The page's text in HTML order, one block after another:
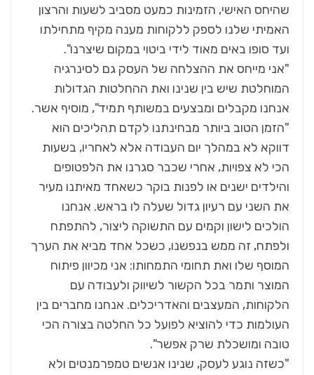
שהיחס האישי, הזמינות כמעט מסביב לשעות והרצון
האמיתי שלנו לספק ללקוחות מענה מקיף מתחילתו
ועד סופו באים מאוד לידי ביטוי במקום שיצרנו".
"אני מייחס את ההצלחה של העסק גם לסינרגיה
המוחלטת שיש בין שנינו ואת ההחלטות הגדולות
אנחנו מקבלים ומבצעים במשותף תמיד", מוסיף אשר.
"הזמן הטוב ביותר מבחינתנו לקדם תהליכים הוא
דווקא לא במהלך יום העבודה אלא לאחריו, בשעות
הכי לא צפויות, אחרי שכבר סגרנו את הלפטופים
והילדים ישנים או לפנות בוקר כשאחד מאיתנו מעיר
את השני עם רעיון גדול שעלה לו בראש. אנחנו
הולכים לישון וקמים עם התשוקה ליצור, להתפתח
ולפתח, זה ממש בנפשנו, כשכל אחד מביא את הערך
המוסף שלו ואת תחומי התמחותו: אני מכיוון פיתוח
המוצר ותמר בכל הקשור לשיווק ולעבודה עם
הלקוחות, המעצבים והאדריכלים. אנחנו מחברים בין
העולמות כדי להוציא לפועל כל החלטה בצורה הכי
טובה ומושכלת שרק אפשר".
"כשזה נוגע לעסק, שנינו אנשים טמפרמנטים ולא